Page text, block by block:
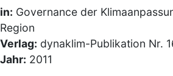
in: Governance der
Region
Verlag: dynaklim-Publikation Nr.
Jahr: 2011